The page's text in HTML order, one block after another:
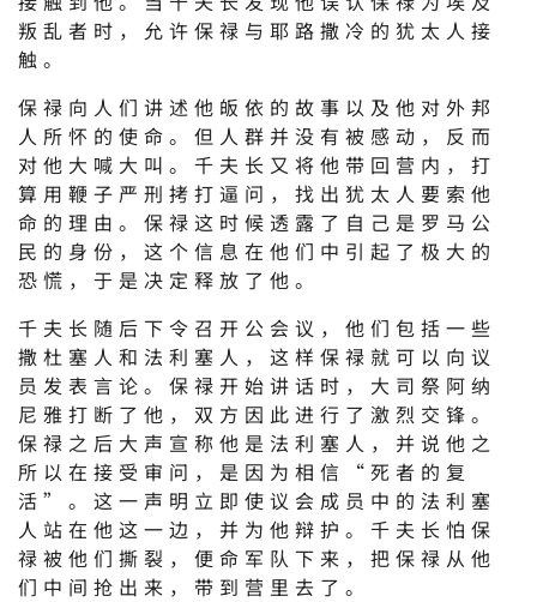
叛乱者时，允许保禄与耶路撒冷的犹太人接
触。
保禄向人们讲述他皈依的故事以及他对外邦
人所怀的使命。但人群并没有被感动，反而
对他大喊大叫。千夫长又将他带回营内，打
算用鞭子严刑拷打逼问，找出犹太人要索他
命的理由。保禄这时候透露了自己是罗马公
民的身份，这个信息在他们中引起了极大的
恐慌，于是决定释放了他。
千夫长随后下令召开公会议，他们包括一些
撒杜塞人和法利塞人，这样保禄就可以向议
员发表言论。保禄开始讲话时，大司祭阿纳
尼雅打断了他，双方因此进行了激烈交锋。
保禄之后大声宣称他是法利塞人，并说他之
所以在接受审问，是因为相信“死者的复
活”。这一声明立即使议会成员中的法利塞
人站在他这一边，并为他辩护。千夫长怕保
禄被他们撕裂，便命军队下来，把保禄从他
们中间抢出来，带到营里去了。